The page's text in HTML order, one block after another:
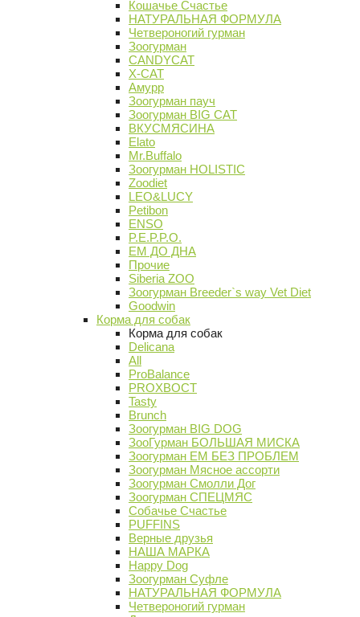
Кошачье Счастье
НАТУРАЛЬНАЯ ФОРМУЛА
Четвероногий гурман
Зоогурман
CANDYCAT
X-CAT
Амурр
Зоогурман пауч
Зоогурман BIG CAT
ВКУСМЯСИНА
Elato
Mr.Buffalo
Зоогурман HOLISTIC
Zoodiet
LEO&LUCY
Petibon
ENSO
P.E.P.P.O.
ЕМ ДО ДНА
Прочие
Siberia ZOO
Зоогурман Breeder`s way Vet Diet
Goodwin
Корма для собак
Корма для собак
Delicana
All
ProBalance
PROХВОСТ
Tasty
Brunch
Зоогурман BIG DOG
ЗооГурман БОЛЬШАЯ МИСКА
Зоогурман ЕМ БЕЗ ПРОБЛЕМ
Зоогурман Мясное ассорти
Зоогурман Смолли Дог
Зоогурман СПЕЦМЯС
Собачье Счастье
PUFFINS
Верные друзья
НАША МАРКА
Happy Dog
Зоогурман Суфле
НАТУРАЛЬНАЯ ФОРМУЛА
Четвероногий гурман